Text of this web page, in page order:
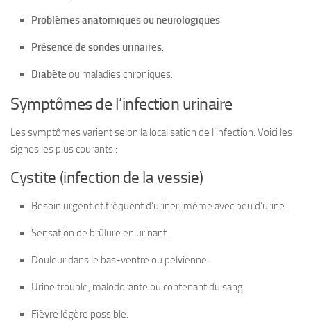
Problèmes anatomiques ou neurologiques.
Présence de sondes urinaires.
Diabète ou maladies chroniques.
Symptômes de l’infection urinaire
Les symptômes varient selon la localisation de l’infection. Voici les
signes les plus courants :
Cystite (infection de la vessie)
Besoin urgent et fréquent d’uriner, même avec peu d’urine.
Sensation de brûlure en urinant.
Douleur dans le bas-ventre ou pelvienne.
Urine trouble, malodorante ou contenant du sang.
Fièvre légère possible.